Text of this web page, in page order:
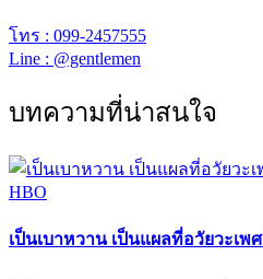
โทร : 099-2457555
Line : @gentlemen
บทความที่น่าสนใจ
เป็นเบาหวาน เป็นแผลที่อวัยวะเ